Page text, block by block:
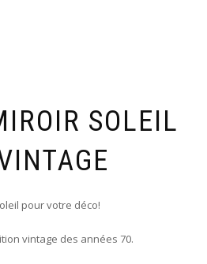
SOLEIL
pour votre déco!
vintage des années 70.